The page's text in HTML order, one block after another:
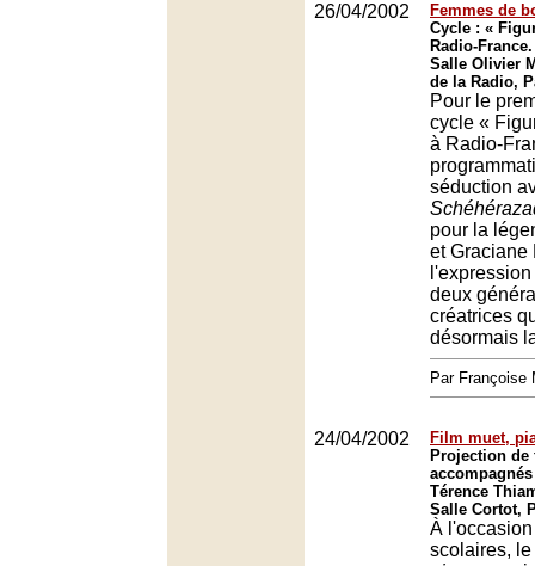
26/04/2002
Femmes de
Cycle : «
Radio-France.
Salle Olivier
de la Radio,
Pour le
cycle «
à Radio-
séduction
pour la
et Graciane
deux
créatrices
désormais
Par Françoise
24/04/2002
Film muet,
Projection
Térence
Salle Cortot,
À
scolaires,